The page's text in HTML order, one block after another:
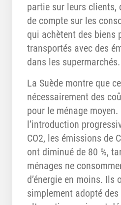
partie sur leurs clients,
de compte sur les
qui achètent des biens
transportés avec des
dans les supermarchés.
La Suède montre que
nécessairement des
pour le ménage moyen.
l’introduction
CO2, les émissions de
ont diminué de 80 %,
ménages ne
d’énergie en moins. Ils
simplement adopté des